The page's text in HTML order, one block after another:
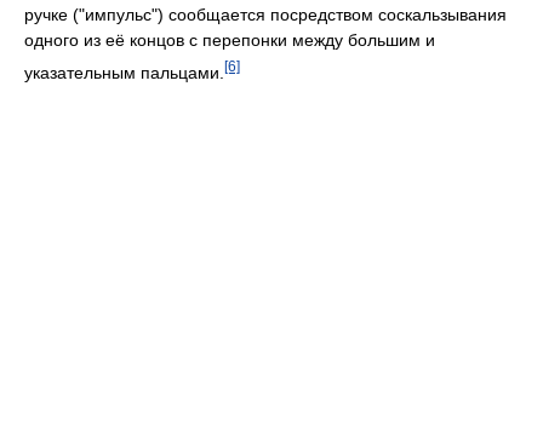
ручке ("импульс") сообщается посредством соскальзывания
одного из её концов с перепонки между большим и
указательным пальцами. [6]